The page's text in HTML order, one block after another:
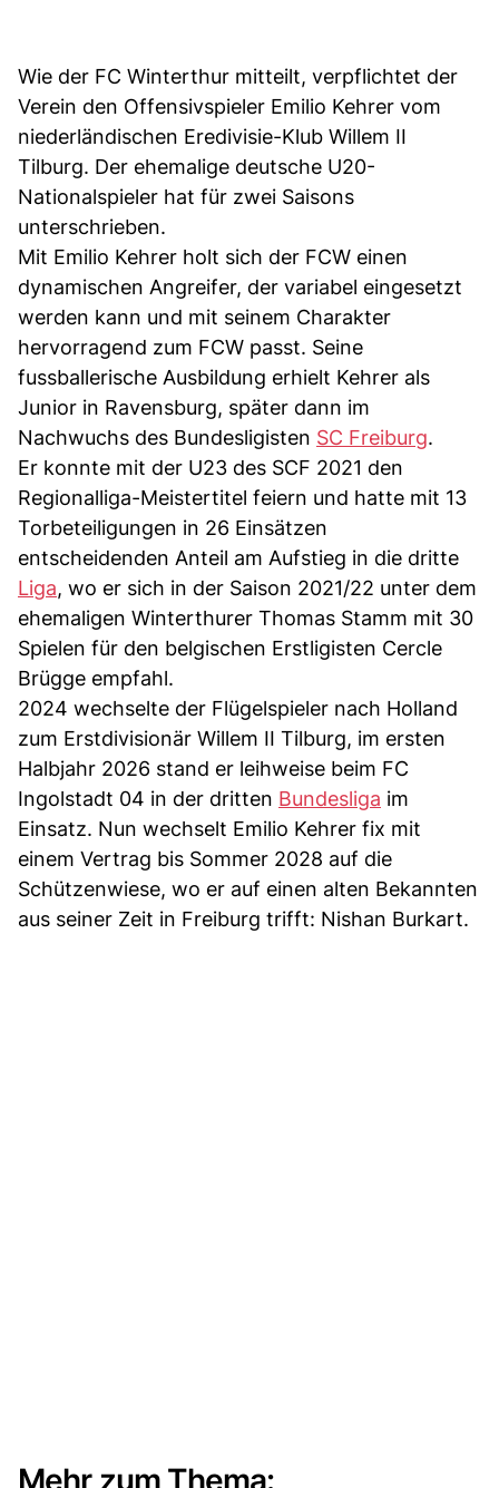
Wie der FC Winterthur mitteilt, verpflichtet der
Verein den Offensivspieler Emilio Kehrer vom
niederländischen Eredivisie-Klub Willem II
Tilburg. Der ehemalige deutsche U20-
Nationalspieler hat für zwei Saisons
unterschrieben.
Mit Emilio Kehrer holt sich der FCW einen
dynamischen Angreifer, der variabel eingesetzt
werden kann und mit seinem Charakter
hervorragend zum FCW passt. Seine
fussballerische Ausbildung erhielt Kehrer als
Junior in Ravensburg, später dann im
Nachwuchs des Bundesligisten SC Freiburg.
Er konnte mit der U23 des SCF 2021 den
Regionalliga-Meistertitel feiern und hatte mit 13
Torbeteiligungen in 26 Einsätzen
entscheidenden Anteil am Aufstieg in die dritte
Liga, wo er sich in der Saison 2021/22 unter dem
ehemaligen Winterthurer Thomas Stamm mit 30
Spielen für den belgischen Erstligisten Cercle
Brügge empfahl.
2024 wechselte der Flügelspieler nach Holland
zum Erstdivisionär Willem II Tilburg, im ersten
Halbjahr 2026 stand er leihweise beim FC
Ingolstadt 04 in der dritten Bundesliga im
Einsatz. Nun wechselt Emilio Kehrer fix mit
einem Vertrag bis Sommer 2028 auf die
Schützenwiese, wo er auf einen alten Bekannten
aus seiner Zeit in Freiburg trifft: Nishan Burkart.
Mehr zum Thema: